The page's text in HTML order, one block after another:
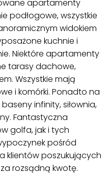
apartamenty
podłogowe, wszystkie
widokiem
kuchnie i
Niektóre apartamenty
tarasy dachowe,
Wszystkie mają
i komórki. Ponadto na
infinity, siłownia,
Fantastyczna
golfa, jak i tych
pośród
klientów poszukujących
rozsądną kwotę.